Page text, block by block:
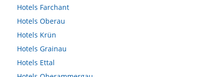
Hotels Farchant
Hotels Oberau
Hotels Krün
Hotels Grainau
Hotels Ettal